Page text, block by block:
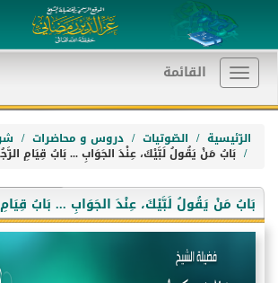
Toggle
navigation
القائمة
الرّئيسية الصّوتيات دروس و محاضرات
بَابُ مَنْ يَقُولُ لَبَّيْكَ، عِنْدَ الجَوَابِ ... بَابُ قِيَامِ
بَابُ مَنْ يَقُولُ لَبَّيْكَ، عِنْدَ الجَوَابِ ... بَابُ قِيَامِ